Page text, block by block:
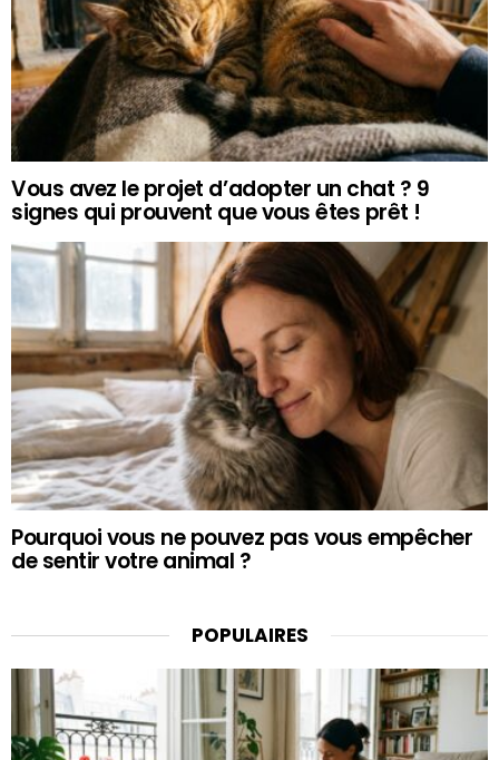
Vous avez le projet d’adopter un chat ? 9
signes qui prouvent que vous êtes prêt !
Pourquoi vous ne pouvez pas vous empêcher
de sentir votre animal ?
POPULAIRES